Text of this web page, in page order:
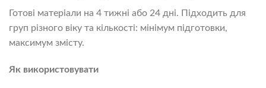
Готові матеріали на 4 тижні або 24 дні. Підходить для
груп різного віку та кількості: мінімум підготовки,
максимум змісту.
Як використовувати